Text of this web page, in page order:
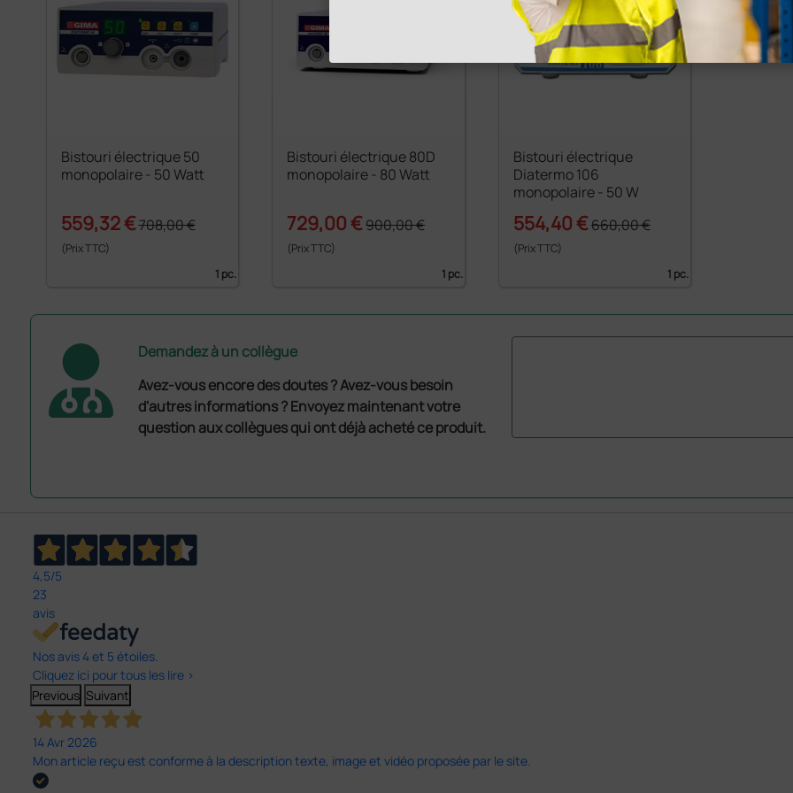
Bistouri électrique 50
monopolaire - 50 Watt
559,32 €708,00 €
(Prix TTC)
1 pc.
Bistouri électrique 80D
monopolaire - 80 Watt
729,00 €900,00 €
(Prix TTC)
1 pc.
Bistouri électrique
Diatermo 106
monopolaire - 50 W
554,40 €660,00 €
(Prix TTC)
1 pc.
Demandez à un collègue
Avez-vous encore des doutes ? Avez-vous besoin
d'autres informations ? Envoyez maintenant votre
question aux collègues qui ont déjà acheté ce produit.
4,5/5
23
avis
Nos avis 4 et 5 étoiles.
Cliquez ici pour tous les lire >
Previous Suivant
14 Avr 2026
Mon article reçu est conforme à la description texte, image et vidéo proposée par le site.